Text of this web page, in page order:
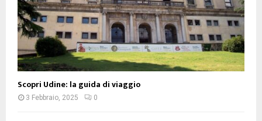
Scopri Udine: la guida di viaggio
3 Febbraio, 2025 0